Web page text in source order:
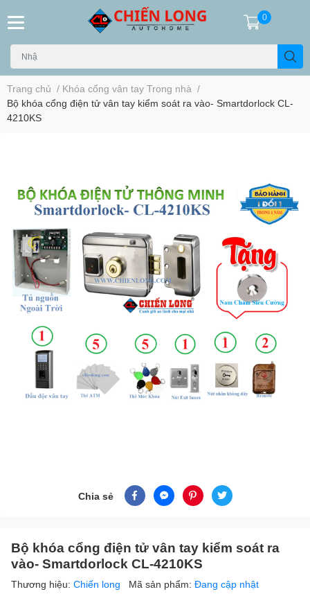
0
Trang chủ / Khóa cổng vân tay Trong nhà /
Bộ khóa cổng điện tử vân tay kiểm soát ra vào- Smartdorlock CL-
4210KS
Chia sẻ
Bộ khóa cổng điện tử vân tay kiểm soát ra
vào- Smartdorlock CL-4210KS
Thương hiệu: Chiến long Mã sản phẩm: Đang cập nhật